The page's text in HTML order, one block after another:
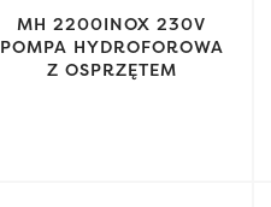
MH 2200INOX 230V
POMPA HYDROFOROWA
Z OSPRZĘTEM